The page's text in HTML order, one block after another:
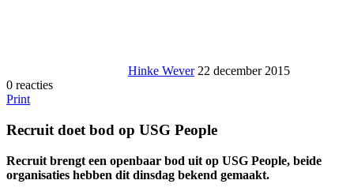
Hinke Wever 22 december 2015
0 reacties
Print
Recruit doet bod op USG People
Recruit brengt een openbaar bod uit op USG People, beide
organisaties hebben dit dinsdag bekend gemaakt.